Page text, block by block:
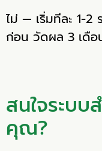
ไม่ — เริ่มทีละ 1-
ก่อน วัดผล 3 เดือ
สนใจระบบ
คุณ?